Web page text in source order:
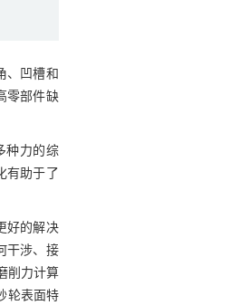
、凹槽和
零部件缺
种力的综
有助于了
好的解决
干涉、接
削力计算
轮表面特